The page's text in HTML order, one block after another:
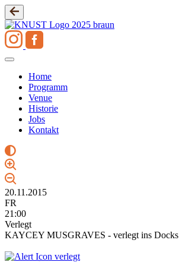
Zum
Inhalt
springen
Home
Programm
Venue
Historie
Jobs
Kontakt
20.11.2015
FR
21:00
Verlegt
KAYCEY MUSGRAVES - verlegt ins Docks
verlegt